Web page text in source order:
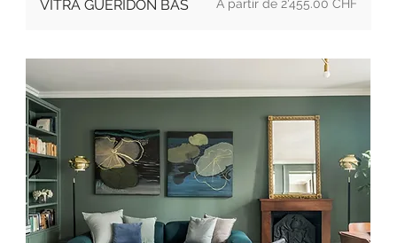
VITRA GUERIDON BAS 2'455.00 CHF